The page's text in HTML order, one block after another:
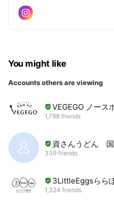
You might like
Accounts others are viewing
VEGEGO ノース
1,788 friends
資さんうどん
339 friends
3LittleEggsらら
1,324 friends